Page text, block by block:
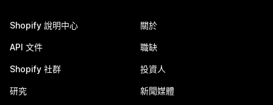
Shopify 說明中心
API 文件
Shopify 社群
研究
關於
職缺
投資人
新聞媒體